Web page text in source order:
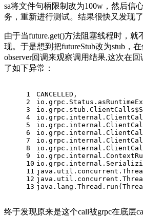
sa将文件句柄限制改为100w，然后信
务，重新进行测试。结果很快又发现
由于当future.get()方法阻塞线程时，
现。于是想到把futureStub改为stub，
observer回调来观察调用结果,这次在
了如下异常：
1
2
3
4
5
6
7
8
9
10
11
12
13
CANCELLED,
终于发现原来是这个call被grpc在底层